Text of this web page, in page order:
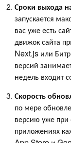
Сроки выхода
запускается
вас уже есть
движок сайта
Next.js или
версий
недель входит
Скорость
по мере
версию уже
приложениях